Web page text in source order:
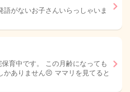
語がないお子さんいらっしゃいま
育中です。 この月齢になっても
かありません😣 ママリを見てると